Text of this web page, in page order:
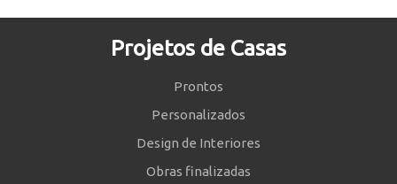
Projetos de Casas
Prontos
Personalizados
Design de Interiores
Obras finalizadas